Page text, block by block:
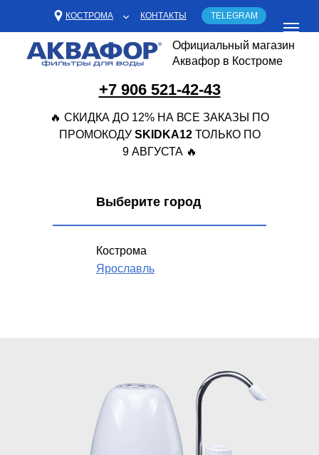
+7 906 521-42-43
КОСТРОМА
Официальный магазин
Аквафор в Костроме
🔥 СКИДКА ДО 12% НА ВСЕ ЗАКАЗЫ ПО
ПРОМОКОДУ SKIDKA12 ТОЛЬКО ПО
9 АВГУСТА 🔥
КОНТАКТЫ TELEGRAM
Кострома
Ярославль
Выберите город